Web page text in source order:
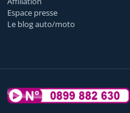
Espace presse
Le blog auto/moto